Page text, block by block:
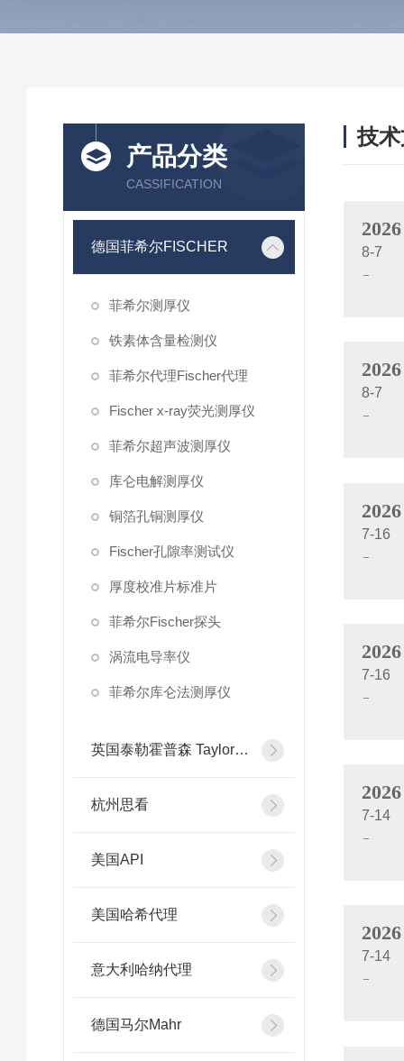
产品分类
CASSIFICATION
德国菲希尔FISCHER
菲希尔测厚仪
铁素体含量检测仪
菲希尔代理Fischer代理
Fischer x-ray荧光测厚仪
菲希尔超声波测厚仪
库仑电解测厚仪
铜箔孔铜测厚仪
Fischer孔隙率测试仪
厚度校准片标准片
菲希尔Fischer探头
涡流电导率仪
菲希尔库仑法测厚仪
英国泰勒霍普森 Taylor Hobson
杭州思看
美国API
美国哈希代理
意大利哈纳代理
德国马尔Mahr
技
2026
8-7
2026
8-7
2026
7-16
2026
7-16
2026
7-14
2026
7-14